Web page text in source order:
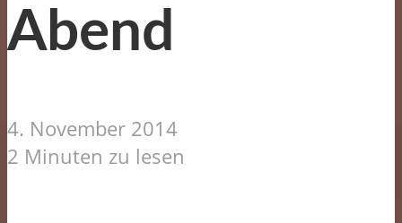
Abend
4. November 2014
2 Minuten zu lesen